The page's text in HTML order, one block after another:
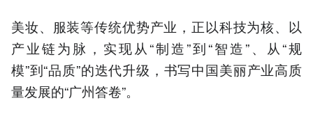
美妆、服装等传统优势产业，正以科技为核、以
产业链为脉，实现从“制造”到“智造”、从“规
模”到“品质”的迭代升级，书写中国美丽产业高质
量发展的“广州答卷”。